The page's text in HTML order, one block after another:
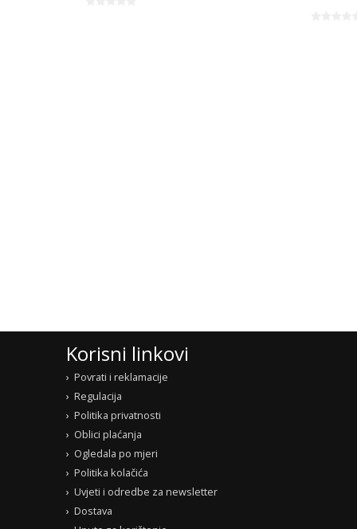
Korisni linkovi
Povrati i reklamacije
Regulacija
Politika privatnosti
Oblici plaćanja
Ogledala po mjeri
Politika kolačića
Uvjeti i odredbe za newsletter
Dostava